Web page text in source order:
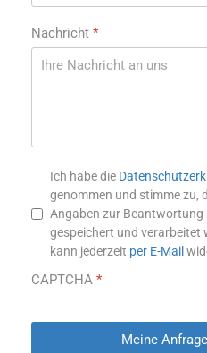
Nachricht *
Ich habe die
genommen und stimme zu,
Angaben zur Beantwortung
gespeichert und verarbeitet
kann jederzeit per E-Mail
CAPTCHA *
Meine